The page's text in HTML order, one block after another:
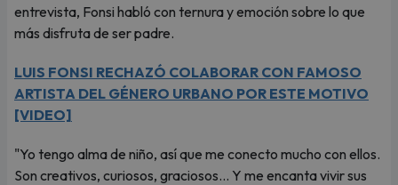
entrevista, Fonsi habló con ternura y emoción sobre lo que
más disfruta de ser padre.
LUIS FONSI RECHAZÓ COLABORAR CON FAMOSO
ARTISTA DEL GÉNERO URBANO POR ESTE MOTIVO
[VIDEO]
"Yo tengo alma de niño, así que me conecto mucho con ellos.
Son creativos, curiosos, graciosos… Y me encanta vivir sus